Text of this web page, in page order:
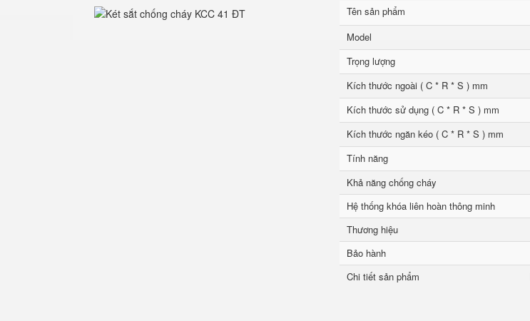
Tên sản phẩm
Model
Trọng lượng
Kích thước ngoài ( C * R * S ) mm
Kích thước sử dụng ( C * R * S ) mm
Kích thước ngăn kéo ( C * R * S ) mm
Tính năng
Khả năng chống cháy
Hệ thống khóa liên hoàn thông minh
Thương hiệu
Bảo hành
Chi tiết sản phẩm